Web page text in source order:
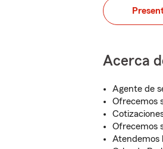
Acerca
Agente de
Ofrecemos
Ofrecemos
Atendemos